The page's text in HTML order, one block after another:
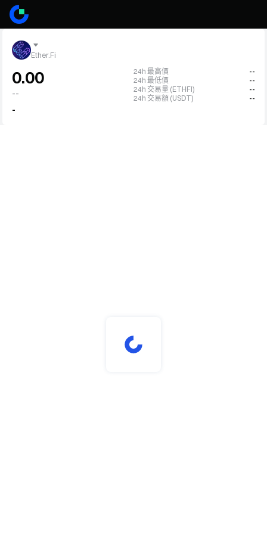
Ether.Fi
0.00
--
-
24h 最高價
--
24h 最低價
--
24h 交易量 (ETHFI)
--
24h 交易額 (USDT)
--